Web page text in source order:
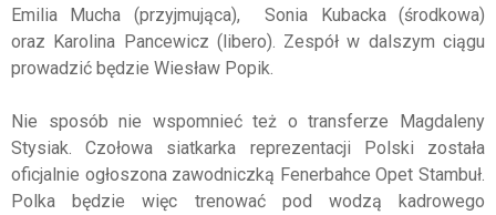
Emilia Mucha (przyjmująca), Sonia Kubacka (środkowa)
oraz Karolina Pancewicz (libero). Zespół w dalszym ciągu
prowadzić będzie Wiesław Popik.
Nie sposób nie wspomnieć też o transferze Magdaleny
Stysiak. Czołowa siatkarka reprezentacji Polski została
oficjalnie ogłoszona zawodniczką Fenerbahce Opet Stambuł.
Polka będzie więc trenować pod wodzą kadrowego